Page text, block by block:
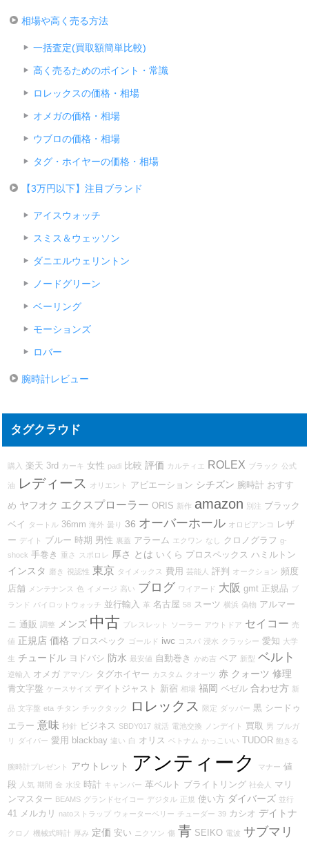
相場や高く売る方法
一括査定(買取額簡単比較)
高く売るためのポイント・常識
ロレックスの価格・相場
オメガの価格・相場
ウブロの価格・相場
タグ・ホイヤーの価格・相場
【3万円以下】注目ブランド
アイスウォッチ
スミス＆ウェッソン
ダニエルウェリントン
ノードグリーン
ベーリング
モーションズ
ロバー
腕時計レビュー
タグクラウド
購入 楽天 3rd カーキ 女性 padi 比較 評価 カルティエ ROLEX ブラック 公式
油 レディース オリエント アビエーション シチズン 腕時計 おすす
め ヤフオク エクスプローラー ORIS 新作 amazon 別注 ブラック
ベイ
タートル 36mm 海外 曇り 36 オーバーホール オロビアンコ
レザ
ー デイト ブルー 時期 男性 裏蓋 アラーム エクワン なし クロノグラフ g-
shock 手巻き 重さ スポロレ 厚さ とは いくら プロスペックス ハミルトン
インスタ 磨き 視認性 東京 タイメックス 費用 芸能人 評判 オークション 頻度
店舗
メンテナンス 色 イメージ 高い ブログ ワイアード 大阪 gmt 正規品 ブ
ランド パイロットウォッチ 並行輸入 革 名古屋 58 スーツ 横浜 偽物 アルマー
ニ 通販 調整 メンズ 中古 ブレスレット ソーラー アウトドア セイコー 売
値 正規店 価格 プロスペック ゴールド iwc コスパ 浸水 クラッシー 愛知 大学
生 チュードル ヨドバシ 防水 最安値 自動巻き かめ吉 ペア 新型 ベルト
逆輸入 オメガ アマゾン タグホイヤー カスタム クオーツ 赤 クォーツ 修理
青文字盤 ケースサイズ デイトジャスト 新宿 相場 福岡 ベゼル 合わせ方 新
品 文字盤 eta チタン チックタック ロレックス 限定 ダッパー 黒 シードゥ
エラー 意味 秒針 ビジネス SBDY017 就活 電池交換 ノンデイト 買取 男 ブルガ
リ
ダイバー 愛用 blackbay 違い 白 オリス ベトナム かっこいい TUDOR 飽きる
腕時計プレゼント アウトレット アンティーク マナー 値
段
人気 期間 金 水没 時計 キャンパー 革ベルト ブライトリング 社会人
マリ
ンマスター BEAMS グランドセイコー デジタル 正規 使い方 ダイバーズ 並行
41 メルカリ natoストラップ ウォーターベリー チューダー 39 カシオ デイトナ
クロノ 機械式時計 厚み 定価 安い ニクソン 傷 青 SEIKO 電波 サブマリ